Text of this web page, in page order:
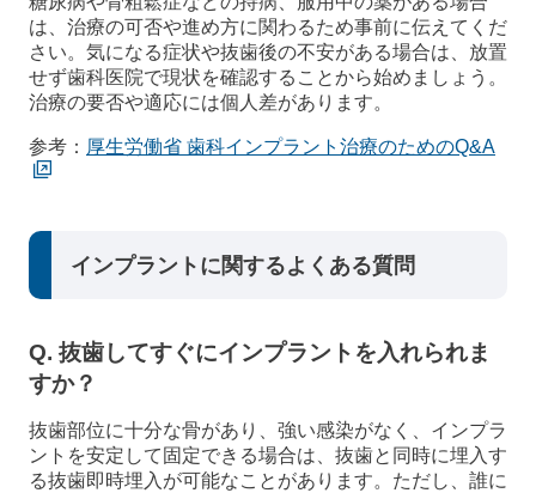
は、治療の可否や進め方に関わるため事前に伝えてくだ
さい。気になる症状や抜歯後の不安がある場合は、放置
せず歯科医院で現状を確認することから始めましょう。
治療の要否や適応には個人差があります。
参考： 厚生労働省 歯科インプラント治療のためのQ&A
インプラントに関するよくある質問
Q. 抜歯してすぐにインプラントを入れられま
すか？
抜歯部位に十分な骨があり、強い感染がなく、インプラ
ントを安定して固定できる場合は、抜歯と同時に埋入す
る抜歯即時埋入が可能なことがあります。ただし、誰に